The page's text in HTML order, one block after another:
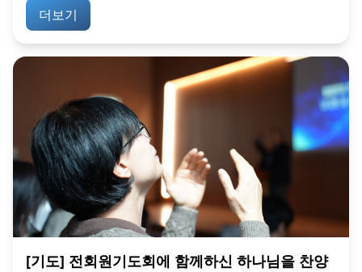
더보기
[기도] 전회원기도회에 함께하신 하나님을 찬양